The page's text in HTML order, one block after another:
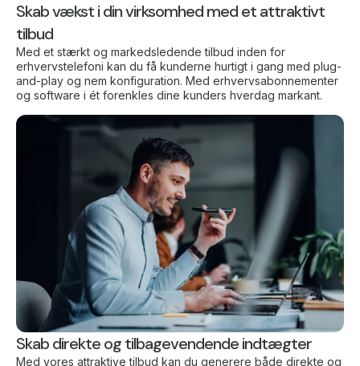
Skab vækst i din virksomhed med et attraktivt
tilbud
Med et stærkt og markedsledende tilbud inden for
erhvervstelefoni kan du få kunderne hurtigt i gang med plug-
and-play og nem konfiguration. Med erhvervsabonnementer
og software i ét forenkles dine kunders hverdag markant.
Skab direkte og tilbagevendende indtægter
Med vores attraktive tilbud kan du generere både direkte og